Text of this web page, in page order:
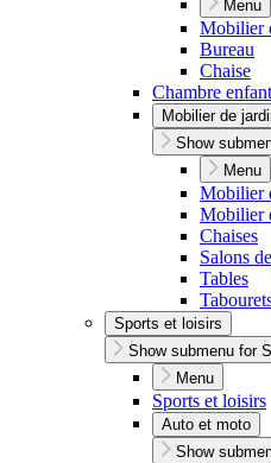
Menu
Mobilier
Bureau
Chaise
Chambre enfant
Mobilier de
Show
Menu
Mobilier
Mobilier
Chaises
Salons
Tables
Sports et loisirs
Show submenu for
Menu
Sports et loisirs
Auto et moto
Show